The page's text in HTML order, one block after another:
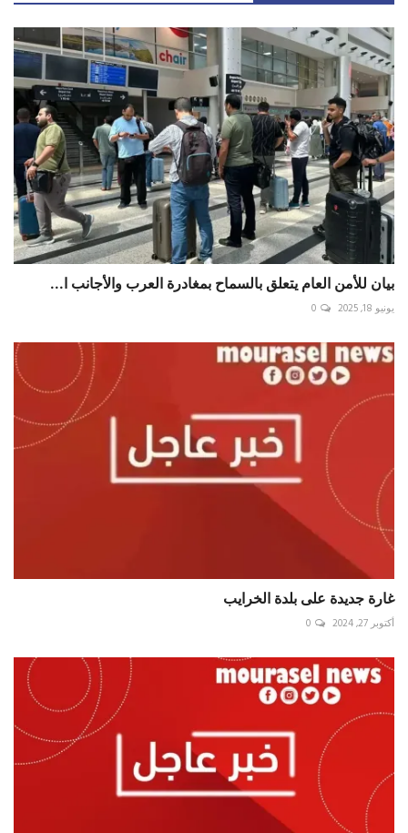
بيان للأمن العام يتعلق بالسماح بمغادرة العرب والأجانب ا...
يونيو 18, 2025 0
‏غارة جديدة على بلدة ‎الخرايب
أكتوبر 27, 2024 0